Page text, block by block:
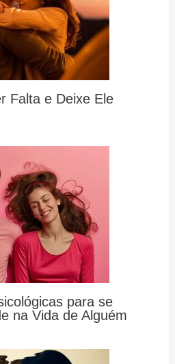
Falta e Deixe Ele
para se
na Vida de Alguém